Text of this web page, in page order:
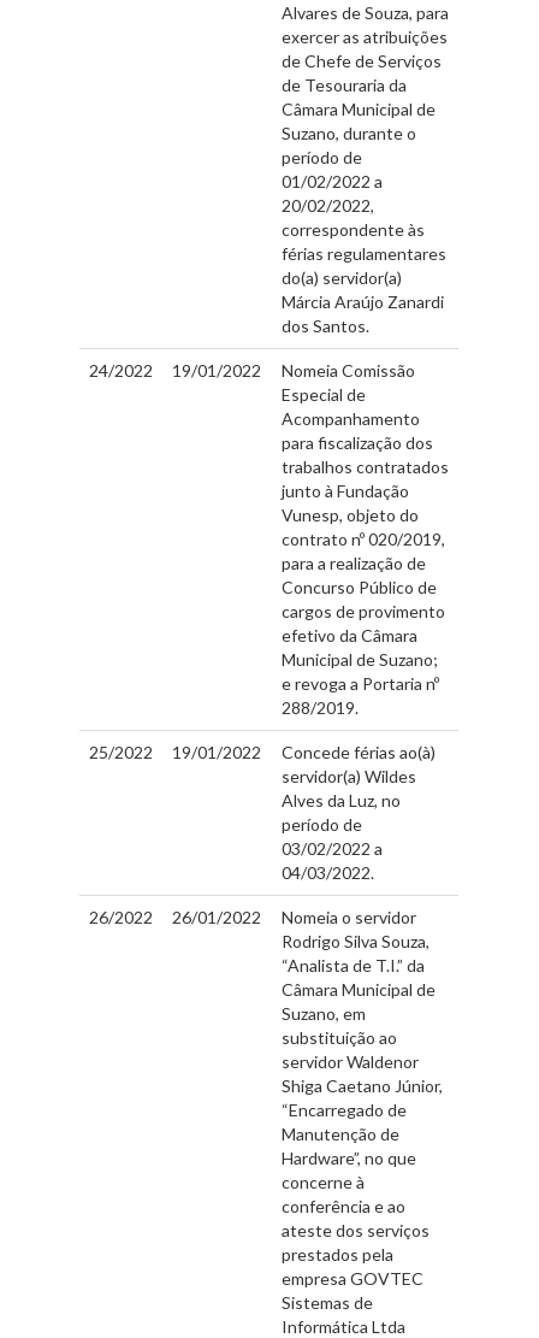
Alvares de Souza, para
exercer as atribuições
de Chefe de Serviços
de Tesouraria da
Câmara Municipal de
Suzano, durante o
período de
01/02/2022 a
20/02/2022,
correspondente às
férias regulamentares
do(a) servidor(a)
Márcia Araújo Zanardi
dos Santos.
24/2022 19/01/2022
Nomeia Comissão
Especial de
Acompanhamento
para fiscalização dos
trabalhos contratados
junto à Fundação
Vunesp, objeto do
contrato nº 020/2019,
para a realização de
Concurso Público de
cargos de provimento
efetivo da Câmara
Municipal de Suzano;
e revoga a Portaria nº
288/2019.
25/2022 19/01/2022
Concede férias ao(à)
servidor(a) Wildes
Alves da Luz, no
período de
03/02/2022 a
04/03/2022.
26/2022 26/01/2022
Nomeia o servidor
Rodrigo Silva Souza,
“Analista de T.I.” da
Câmara Municipal de
Suzano, em
substituição ao
servidor Waldenor
Shiga Caetano Júnior,
“Encarregado de
Manutenção de
Hardware”, no que
concerne à
conferência e ao
ateste dos serviços
prestados pela
empresa GOVTEC
Sistemas de
Informática Ltda